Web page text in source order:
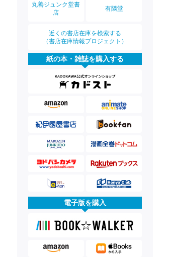
丸善ジュンク堂書
店
有隣堂
近くの書店在庫を検索する
（書店在庫情報プロジェクト）
紙の本・雑誌を購入する
電子版を購入